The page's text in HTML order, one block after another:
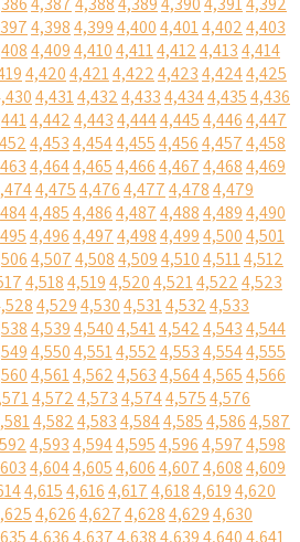
4,3984,3994,4004,4014,4024,403
4,4094,4104,4114,4124,4134,414
4,4204,4214,4224,4234,4244,425
4,4314,4324,4334,4344,4354,436
4,4424,4434,4444,4454,4464,447
4,4534,4544,4554,4564,4574,458
4,4644,4654,4664,4674,4684,469
4,4754,4764,4774,4784,479
4,4854,4864,4874,4884,4894,490
4,4964,4974,4984,4994,5004,501
4,5074,5084,5094,5104,5114,512
4,5184,5194,5204,5214,5224,523
4,5294,5304,5314,5324,533
4,5394,5404,5414,5424,5434,544
4,5504,5514,5524,5534,5544,555
4,5614,5624,5634,5644,5654,566
4,5724,5734,5744,5754,576
4,5824,5834,5844,5854,5864,587
4,5934,5944,5954,5964,5974,598
4,6044,6054,6064,6074,6084,609
4,6154,6164,6174,6184,6194,620
4,6264,6274,6284,6294,630